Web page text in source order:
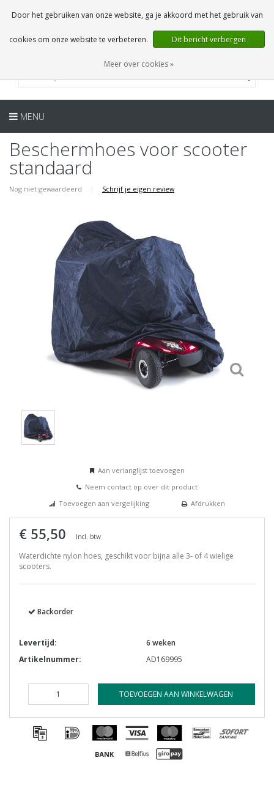
0 Artikelen
NL
MENU
Beschermhoes voor scooter
standaard
Nog niet gewaardeerd | Schrijf je eigen review
Aan verlanglijst toevoegen
Neem contact op over dit product
Toevoegen aan vergelijking
Afdrukken
€ 55,50 Incl. btw
Waterdichte nylon hoes, geschikt voor bijna alle 3- of 4 wielige
scooters.
Backorder
Levertijd:
6 weken
Artikelnummer:
AD169995
TOEVOEGEN AAN WINKELWAGEN
Door het gebruiken van onze website, ga je akkoord met het gebruik van
cookies om onze website te verbeteren. Dit bericht verbergen
Meer over cookies »